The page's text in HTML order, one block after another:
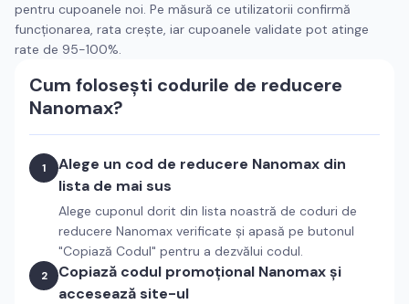
pentru cupoanele noi. Pe măsură ce utilizatorii confirmă
funcționarea, rata crește, iar cupoanele validate pot atinge
rate de 95-100%.
Cum folosești codurile de reducere
Nanomax?
1 Alege un cod de reducere Nanomax din
lista de mai sus
Alege cuponul dorit din lista noastră de coduri de
reducere Nanomax verificate și apasă pe butonul
"Copiază Codul" pentru a dezvălui codul.
2 Copiază codul promoțional Nanomaxși
accesează site-ul